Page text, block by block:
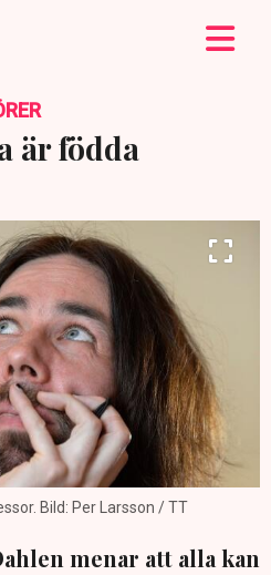
är födda
Bild: Per Larsson / TT
menar att alla kan